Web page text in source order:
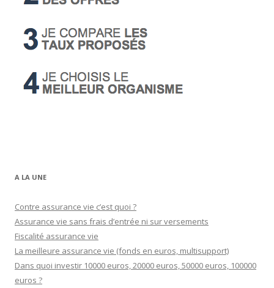
A LA UNE
Contre assurance vie c’est quoi ?
Assurance vie sans frais d’entrée ni sur versements
Fiscalité assurance vie
La meilleure assurance vie (fonds en euros, multisupport)
Dans quoi investir 10000 euros, 20000 euros, 50000 euros, 100000
euros ?